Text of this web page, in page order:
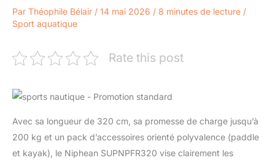
Par Théophile Bélair / 14 mai 2026 / 8 minutes de lecture /
Sport aquatique
Rate this post
Avec sa longueur de 320 cm, sa promesse de charge jusqu’à
200 kg et un pack d’accessoires orienté polyvalence (paddle
et kayak), le Niphean SUPNPFR320 vise clairement les